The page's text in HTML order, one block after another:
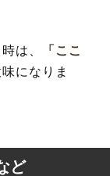
は、
「ここ
になりま
ど